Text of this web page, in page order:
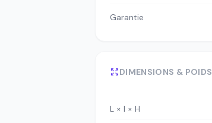
Garantie
DIMENSIONS & POIDS
L × l × H